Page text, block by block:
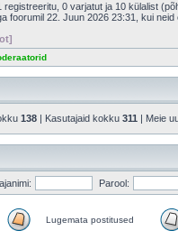
registreeritu, 0 varjatut ja 10 külalist
foorumil 22. Juun 2026 23:31, kui neid
138 | Kasutajaid kokku 311 | Meie
Parool:
Lugemata postitused